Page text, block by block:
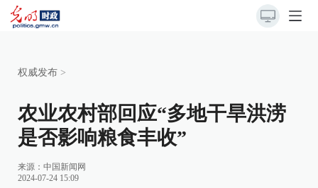
权威发布 >
农业农村部回应“多地干旱洪涝
是否影响粮食丰收”
来源： 中国新闻网
2024-07-24 15:09